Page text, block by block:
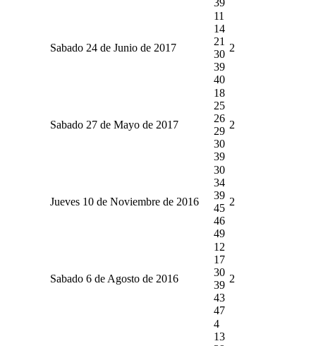
Sabado 24 de Junio de 2017
11
14
21
30
39
40
2
Sabado 27 de Mayo de 2017
18
25
26
29
30
39
2
Jueves 10 de Noviembre de 2016
30
34
39
45
46
49
2
Sabado 6 de Agosto de 2016
12
17
30
39
43
47
2
4
13